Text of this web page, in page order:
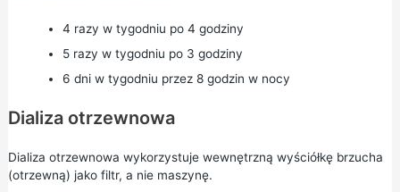
4 razy w tygodniu po 4 godziny
5 razy w tygodniu po 3 godziny
6 dni w tygodniu przez 8 godzin w nocy
Dializa otrzewnowa
Dializa otrzewnowa wykorzystuje wewnętrzną wyściółkę brzucha
(otrzewną) jako filtr, a nie maszynę.